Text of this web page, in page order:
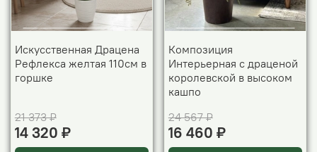
Искусственная Драцена
Рефлекса желтая 110см в
горшке
21 373 ₽
14 320 ₽
Композиция
Интерьерная с драценой
королевской в высоком
кашпо
24 567 ₽
16 460 ₽